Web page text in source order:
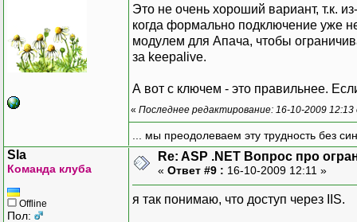
Это не очень хороший вариант, т.к.
когда формально подключение уже
модулем для Апача, чтобы
за keepalive.
А вот с ключем - это правильнее.
« Последнее редактирование: 16-10-2009
... мы преодолеваем эту трудность без
Sla
Команда клуба
Offline
Пол:
Re: ASP .NET Вопрос про
« Ответ #9 : 16-10-2009 12:11 »
я так понимаю, что доступ через IIS.